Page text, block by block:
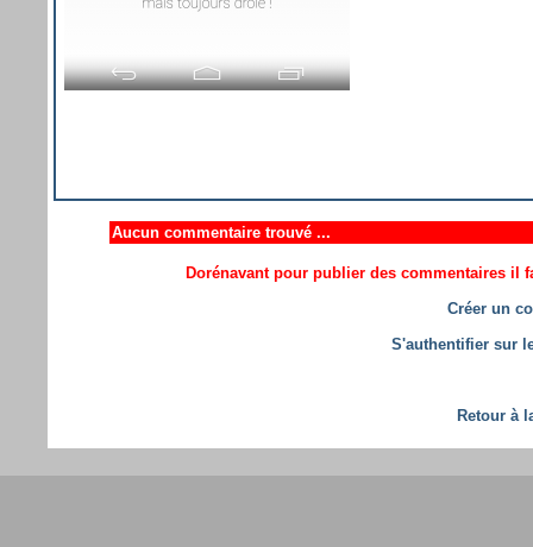
Aucun commentaire trouvé ...
Dorénavant pour publier des commentaires il
Créer un
S'authentifier sur
Retour à